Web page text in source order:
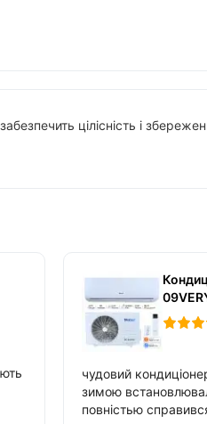
цілісність і
чудовий
зимою
повністью